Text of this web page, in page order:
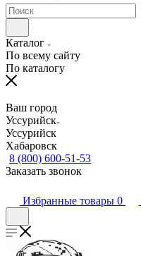
Каталог
По всему сайту
По каталогу
Ваш город
Уссурийск
Уссурийск
Хабаровск
8 (800) 600-51-53
Заказать звонок
Избранные товары 0